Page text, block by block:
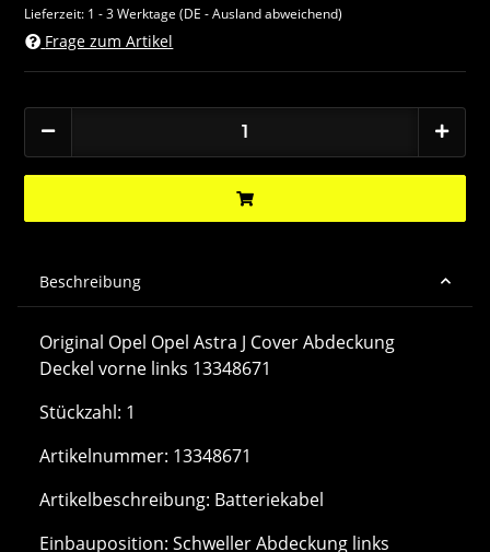
Lieferzeit: 1 - 3 Werktage(DE - Ausland abweichend)
Frage zum Artikel
Beschreibung
Original Opel Opel Astra J Cover Abdeckung
Deckel vorne links 13348671
Stückzahl: 1
Artikelnummer: 13348671
Artikelbeschreibung: Batteriekabel
Einbauposition: Schweller Abdeckung links